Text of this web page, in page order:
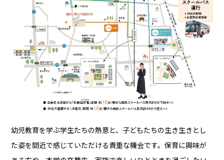
幼児教育を学ぶ学生たちの熱意と、子どもたちの生き生きとし
た姿を間近で感じていただける貴重な機会です。保育に興味が